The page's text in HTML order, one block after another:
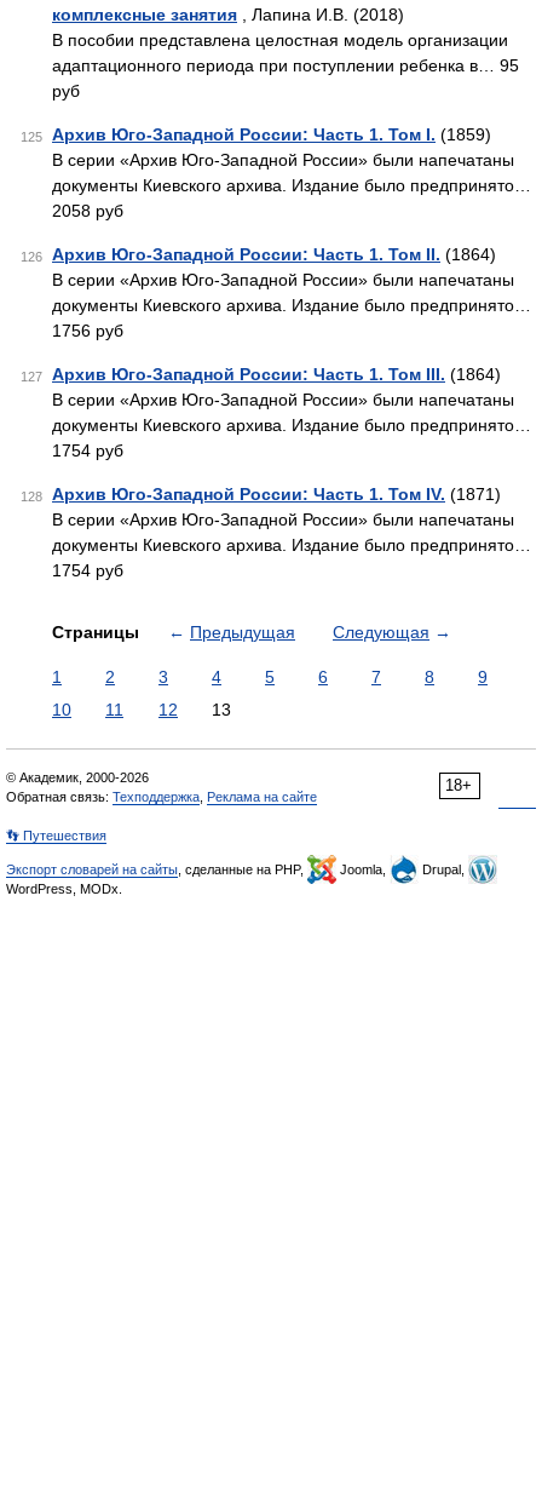
комплексные занятия , Лапина И.В. (2018)
В пособии представлена целостная модель организации
адаптационного периода при поступлении ребенка в… 95
руб
125 Архив Юго-Западной России: Часть 1. Том I. (1859)
В серии «Архив Юго-Западной России» были напечатаны
документы Киевского архива. Издание было предпринято…
2058 руб
126 Архив Юго-Западной России: Часть 1. Том II. (1864)
В серии «Архив Юго-Западной России» были напечатаны
документы Киевского архива. Издание было предпринято…
1756 руб
127 Архив Юго-Западной России: Часть 1. Том III. (1864)
В серии «Архив Юго-Западной России» были напечатаны
документы Киевского архива. Издание было предпринято…
1754 руб
128 Архив Юго-Западной России: Часть 1. Том IV. (1871)
В серии «Архив Юго-Западной России» были напечатаны
документы Киевского архива. Издание было предпринято…
1754 руб
Страницы ← Предыдущая Следующая →
1 2 3 4 5 6 7 8
9
10
11 12 13
18+
© Академик, 2000-2026
Обратная связь: Техподдержка Реклама на сайте
👣 Путешествия
Экспорт словарей на сайты , сделанные на PHP, Joomla,
Drupal,
WordPress, MODx.